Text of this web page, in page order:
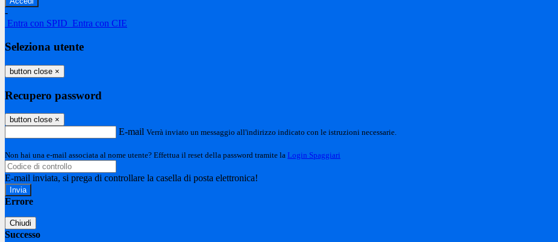
-
Entra con SPID Entra con CIE
Seleziona utente
button close ×
Recupero password
button close ×
E-mail Verrà inviato un messaggio all'indirizzo indicato con le istruzioni necessarie.
Non hai una e-mail associata al nome utente? Effettua il reset della password tramite la Login Spaggiari
E-mail inviata, si prega di controllare la casella di posta elettronica!
Errore
Chiudi
Successo